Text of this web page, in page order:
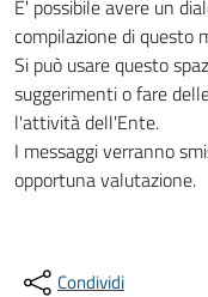
E' possibile avere un
compilazione di questo
Si può usare questo
suggerimenti o fare
l'attività dell'Ente.
I messaggi verranno
opportuna valutazione.
Condividi